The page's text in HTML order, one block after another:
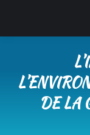
DE LA